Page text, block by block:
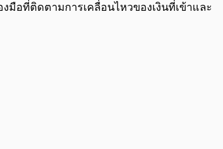
งมือที่ติดตามการเคลื่อนไหวของเงินที่เข้าและ